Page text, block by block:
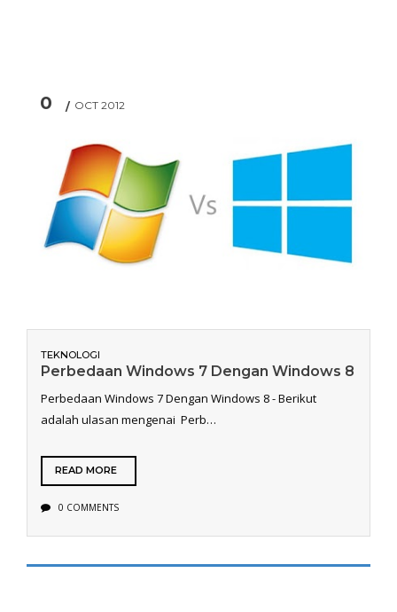
0 OCT 2012
TEKNOLOGI
Perbedaan Windows 7 Dengan Windows 8
Perbedaan Windows 7 Dengan Windows 8 - Berikut
adalah ulasan mengenai Perb…
READ MORE
0 COMMENTS